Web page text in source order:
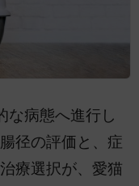
な病態へ進行し
径の評価と、症
療選択が、愛猫